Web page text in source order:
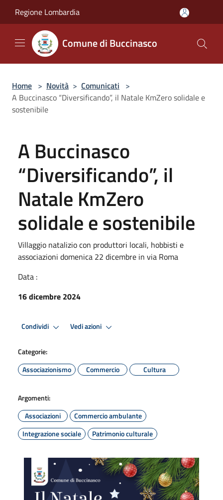
Regione Lombardia
Comune di Buccinasco
Home > Novità > Comunicati >
A Buccinasco “Diversificando”, il Natale KmZero solidale e
sostenibile
A Buccinasco
“Diversificando”, il
Natale KmZero
solidale e sostenibile
Villaggio natalizio con produttori locali, hobbisti e
associazioni domenica 22 dicembre in via Roma
Data :
16 dicembre 2024
Condividi Vedi azioni
Categorie:
Associazionismo
Commercio Cultura
Argomenti:
Associazioni
Commercio ambulante
Integrazione sociale
Patrimonio culturale